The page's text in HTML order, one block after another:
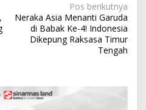
Pos berikutnya
Neraka Asia Menanti Garuda
di Babak Ke-4! Indonesia
Dikepung Raksasa Timur
Tengah